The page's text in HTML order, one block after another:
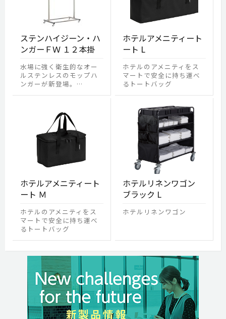
ステンハイジーン・ハ
ンガーＦＷ １２本掛
水場に強く衛生的なオー
ルステンレスのモップハ
ンガーが新登場。…
ホテルアメニティート
ート L
ホテルのアメニティをス
マートで安全に持ち運べ
るトートバッグ
ホテルアメニティート
ート Ｍ
ホテルのアメニティをス
マートで安全に持ち運べ
るトートバッグ
ホテルリネンワゴン
ブラック L
ホテルリネンワゴン